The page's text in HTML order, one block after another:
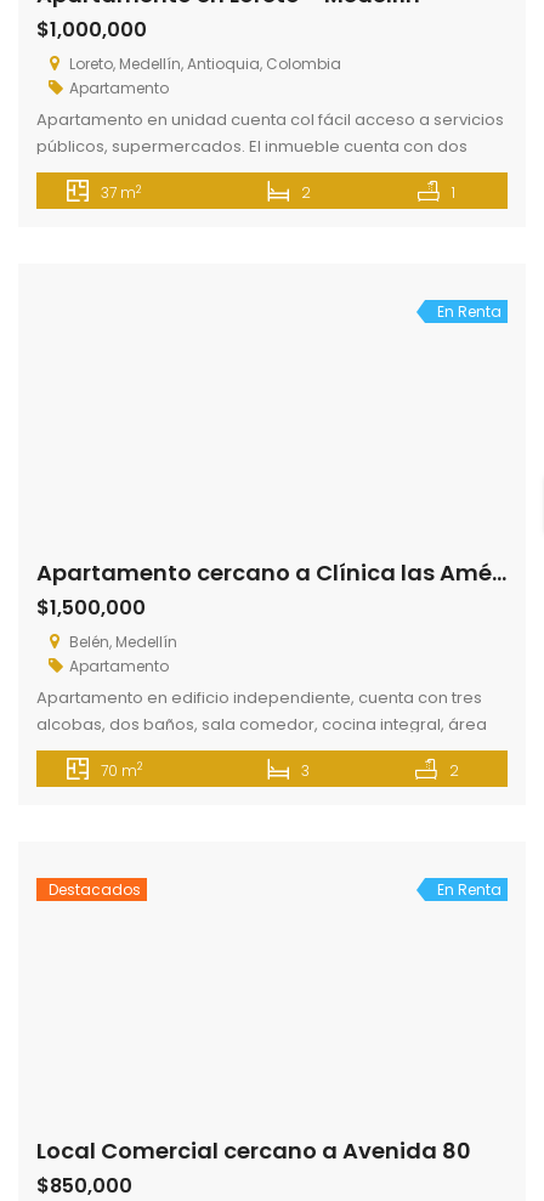
$1,000,000
Loreto, Medellín, Antioquia, Colombia
Apartamento
Apartamento en unidad cuenta col fácil acceso a servicios
públicos, supermercados. El inmueble cuenta con dos
alcobas, un baño cocina integrada ala sala, zona de
labores.37 m2 2 1
En Renta
Apartamento cercano a Clínica las Américas
$1,500,000
Belén, Medellín
Apartamento
Apartamento en edificio independiente, cuenta con tres
alcobas, dos baños, sala comedor, cocina integral, área
de labores, patio interior. Ubicación central con fácil
acceso a rutas de transporte. Cercano a Centro comercial
70 m2 3 2
Destacados En Renta
Local Comercial cercano a Avenida 80
$850,000